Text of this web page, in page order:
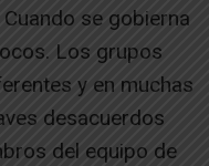
se gobierna
Los grupos
y en muchas
desacuerdos
del equipo de